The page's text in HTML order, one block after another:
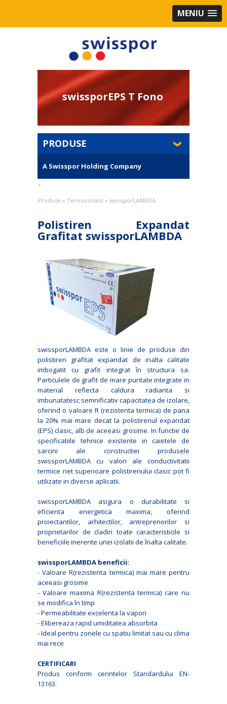
MENIU
swissporEPS T Fono
PRODUSE
A Swisspor Holding Company
»
Produse » Termoizolatii » swissporLAMBDA
Polistiren Expandat
Grafitat swissporLAMBDA
swissporLAMBDA este o linie de produse din
polistiren grafitat expandat de inalta calitate
imbogatit cu grafit integrat în structura sa.
Particulele de grafit de mare puritate integrate in
material reflecta caldura radianta si
imbunatatesc semnificativ capacitatea de izolare,
oferind o valoare R (rezistenta termica) de pana
la 20% mai mare decat la polistirenul expandat
(EPS) clasic, alb de aceeasi grosime. In functie de
specificatiile tehnice existente in caietele de
sarcini ale constructiei produsele
swissporLAMBDA cu valori ale conductivitatii
termice net superioare polistirenului clasic pot fi
utilizate in diverse aplicatii.
swissporLAMBDA asigura o durabilitate si
eficienta energetica maxima, oferind
proiectantilor, arhitectilor, antreprenorilor si
proprietarilor de cladiri toate caracteristicile si
beneficiile inerente unei izolatii de înalta calitate.
swissporLAMBDA beneficii:
- Valoare R(rezistenta termica) mai mare pentru
aceeasi grosime
- Valoare maxima R(rezistenta termica) care nu
se modifica în timp
- Permeabilitate excelenta la vapori
- Elibereaza rapid umiditatea absorbita
- Ideal pentru zonele cu spatiu limitat sau cu clima
mai rece
CERTIFICARI
Produs conform cerintelor Standardului EN-
13163.